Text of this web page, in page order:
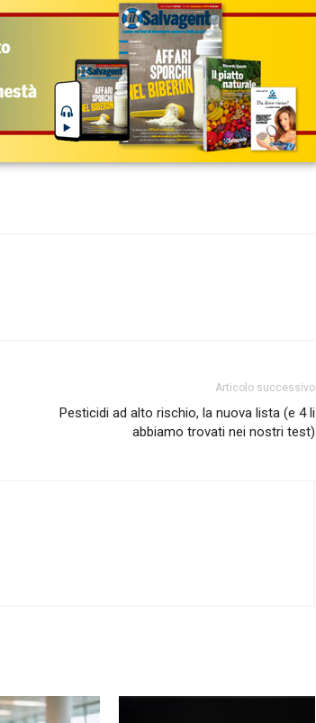
Articolo successivo
Pesticidi ad alto rischio, la nuova lista (e 4 li
abbiamo trovati nei nostri test)